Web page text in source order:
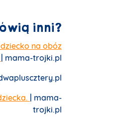
inni?
na obóz
| mama-trojki.pl
dwapluscztery.pl
| mama-
trojki.pl